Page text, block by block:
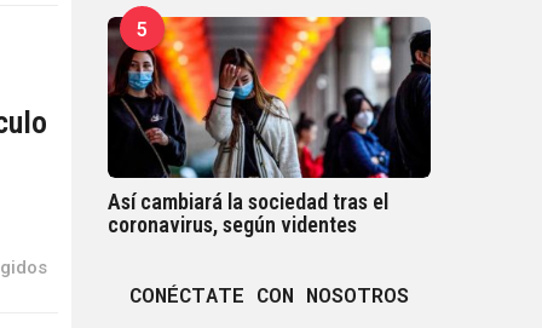
5
Así cambiará la sociedad tras el
coronavirus, según videntes
CONÉCTATE CON NOSOTROS